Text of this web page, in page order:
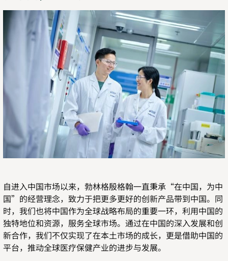
自进入中国市场以来，勃林格殷格翰一直秉承“在中国，为中
国”的经营理念，致力于把更多更好的创新产品带到中国。同
时，我们也将中国作为全球战略布局的重要一环，利用中国的
独特地位和资源，服务全球市场。通过在中国的深入发展和创
新合作，我们不仅实现了在本土市场的成长，更是借助中国的
平台，推动全球医疗保健产业的进步与发展。